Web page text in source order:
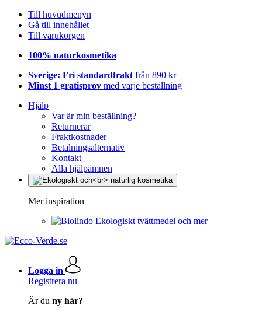
Till huvudmenyn
Gå till innehållet
Till varukorgen
100% naturkosmetika
Sverige: Fri standardfrakt från 890 kr
Minst 1 gratisprov med varje beställning
Hjälp
Var är min beställning?
Returnerar
Fraktkostnader
Betalningsalternativ
Kontakt
Alla hjälpämnen
Mer inspiration
Ekologiskt tvättmedel och mer
Logga in
Registrera nu
Är du ny här?